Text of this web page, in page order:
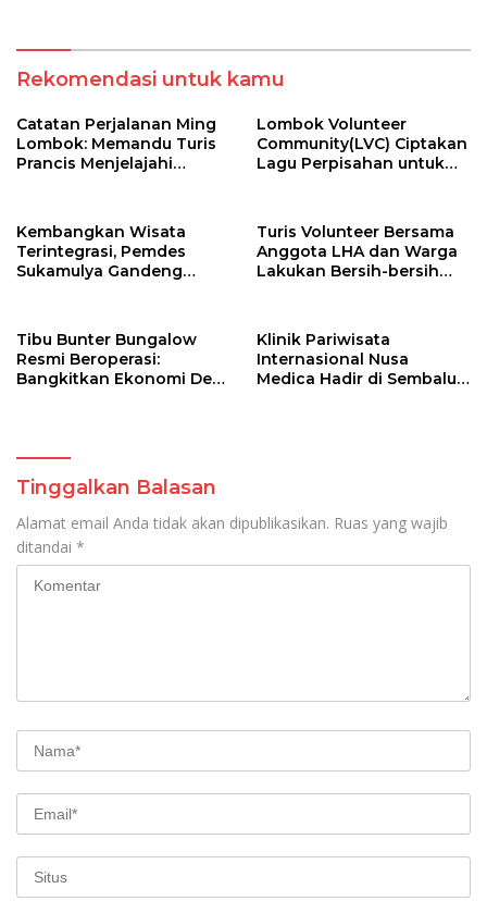
Rekomendasi untuk kamu
​Catatan Perjalanan Ming
Lombok: Memandu Turis
Prancis Menjelajahi
Lombok Volunteer
Community(LVC) Ciptakan
Lagu Perpisahan untuk
Kembangkan Wisata
Terintegrasi, Pemdes
Sukamulya Gandeng
Turis Volunteer Bersama
Anggota LHA dan Warga
Lakukan Bersih-bersih
Tibu Bunter Bungalow
Resmi Beroperasi:
Bangkitkan Ekonomi Desa
Klinik Pariwisata
Internasional Nusa
Medica Hadir di Sembalun,
Tinggalkan Balasan
Alamat email Anda tidak akan dipublikasikan. Ruas yang wajib
ditandai *